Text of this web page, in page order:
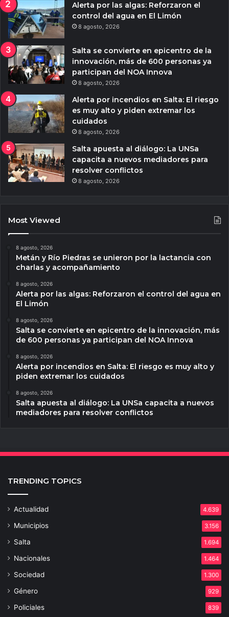
Alerta por las algas: Reforzaron el
control del agua en El Limón
8 agosto, 2026
Salta se convierte en epicentro de la
innovación, más de 600 personas ya
participan del NOA Innova
8 agosto, 2026
Alerta por incendios en Salta: El riesgo
es muy alto y piden extremar los
cuidados
8 agosto, 2026
Salta apuesta al diálogo: La UNSa
capacita a nuevos mediadores para
resolver conflictos
8 agosto, 2026
Most Viewed
8 agosto, 2026
Metán y Río Piedras se unieron por la lactancia con
charlas y acompañamiento
8 agosto, 2026
Alerta por las algas: Reforzaron el control del agua en
El Limón
8 agosto, 2026
Salta se convierte en epicentro de la innovación, más
de 600 personas ya participan del NOA Innova
8 agosto, 2026
Alerta por incendios en Salta: El riesgo es muy alto y
piden extremar los cuidados
8 agosto, 2026
Salta apuesta al diálogo: La UNSa capacita a nuevos
mediadores para resolver conflictos
TRENDING TOPICS
Actualidad 4.639
Municipios 3.156
Salta 1.694
Nacionales 1.464
Sociedad 1.300
Género 929
Policiales 839